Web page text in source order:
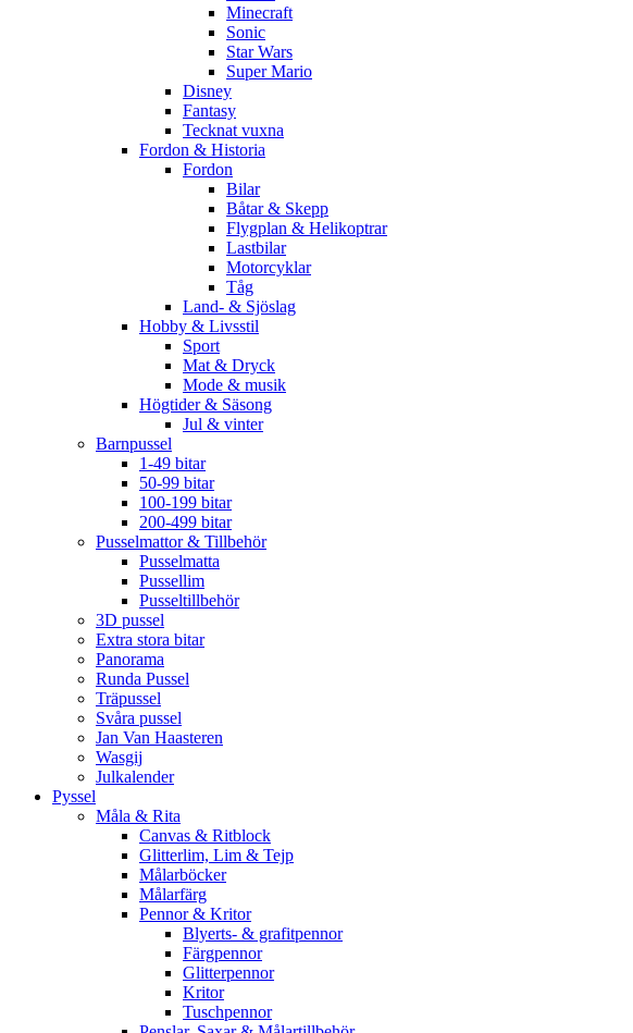
Minecraft
Sonic
Star Wars
Super Mario
Disney
Fantasy
Tecknat vuxna
Fordon & Historia
Fordon
Bilar
Båtar & Skepp
Flygplan & Helikoptrar
Lastbilar
Motorcyklar
Tåg
Land- & Sjöslag
Hobby & Livsstil
Sport
Mat & Dryck
Mode & musik
Högtider & Säsong
Jul & vinter
Barnpussel
1-49 bitar
50-99 bitar
100-199 bitar
200-499 bitar
Pusselmattor & Tillbehör
Pusselmatta
Pussellim
Pusseltillbehör
3D pussel
Extra stora bitar
Panorama
Runda Pussel
Träpussel
Svåra pussel
Jan Van Haasteren
Wasgij
Julkalender
Pyssel
Måla & Rita
Canvas & Ritblock
Glitterlim, Lim & Tejp
Målarböcker
Målarfärg
Pennor & Kritor
Blyerts- & grafitpennor
Färgpennor
Glitterpennor
Kritor
Tuschpennor